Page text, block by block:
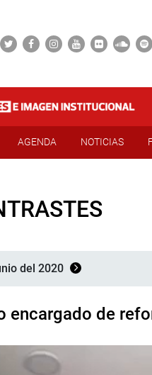
AGENDA NOTICIAS
del 2020
encargado de